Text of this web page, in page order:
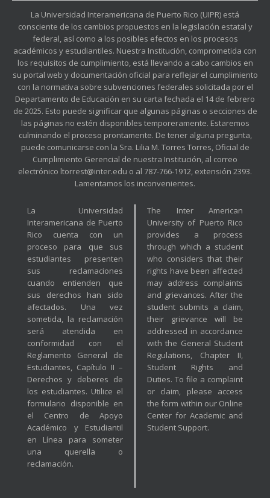
La Universidad Interamericana de Puerto Rico (UIPR) está
consciente de los cambios propuestos en la legislación estatal y
federal, así como a los posibles efectos en los procesos
académicos y estudiantiles. Nuestra Institución, comprometida con
los requisitos de cumplimiento, está llevando a cabo cambios en
su portal web y documentación oficial para reflejar el cumplimiento
con la normativa sobre subvenciones federales solicitada por el
Departamento de Educación en su carta fechada el 14 de febrero
de 2025. Esto puede significar que algunas páginas o secciones de
las páginas no estén disponibles temporeramente. Estaremos
culminando el proceso prontamente. De tener alguna pregunta,
puede comunicarse con la Sra. Lilia M. Torres Torres, Oficial de
Cumplimiento Gerencial de nuestra Institución, al correo
electrónico ltorrest@inter.edu o al 787-766-1912, extensión 2393.
Lamentamos los inconvenientes.
La Universidad
Interamericana de Puerto
Rico cuenta con un
proceso para que sus
estudiantes presenten
sus reclamaciones
cuando entienden que
sus derechos han sido
afectados. Una vez
sometida, la reclamación
será atendida en
conformidad con el
Reglamento General de
Estudiantes, Capítulo II –
Derechos y deberes de
los estudiantes. Utilice el
formulario disponible en
el Centro de Apoyo
Académico y Estudiantil
en Línea para someter
una querella o
reclamación.
The Inter American
University of Puerto Rico
provides a process
through which a student
who considers that their
rights have been affected
may address complaints
and grievances. After the
student submits a claim,
their grievance will be
addressed in accordance
with the General Student
Regulations, Chapter II,
Student Rights and
Duties. To file a complaint
or claim, please access
the form within our Online
Center for Academic and
Student Support.